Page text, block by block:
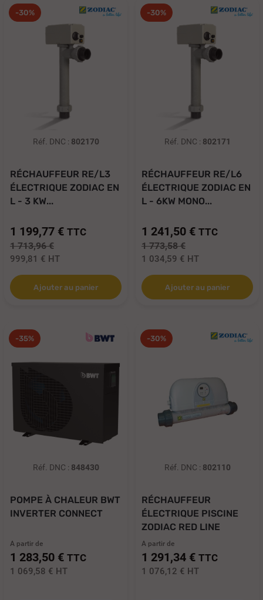
-30%
Réf. DNC : 802170
RÉCHAUFFEUR RE/L3
ÉLECTRIQUE ZODIAC EN
L - 3 KW...
1 199,77 € TTC
1 713,96 €
999,81 € HT
Ajouter au panier
-30%
Réf. DNC : 802171
RÉCHAUFFEUR RE/L6
ÉLECTRIQUE ZODIAC EN
L - 6KW MONO...
1 241,50 € TTC
1 773,58 €
1 034,59 € HT
Ajouter au panier
-35%
Réf. DNC : 848430
POMPE À CHALEUR BWT
INVERTER CONNECT
A partir de
1 283,50 € TTC
1 069,58 € HT
-30%
Réf. DNC : 802110
RÉCHAUFFEUR
ÉLECTRIQUE PISCINE
ZODIAC RED LINE
A partir de
1 291,34 € TTC
1 076,12 € HT